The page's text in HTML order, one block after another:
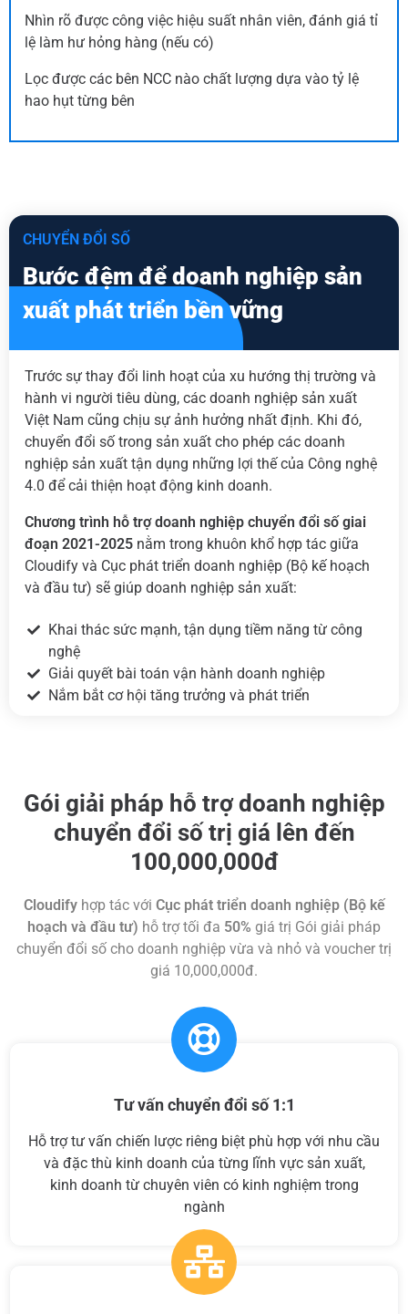
Nhìn rõ được công việc hiệu suất nhân viên, đánh giá tỉ
lệ làm hư hỏng hàng (nếu có)
Lọc được các bên NCC nào chất lượng dựa vào tỷ lệ
hao hụt từng bên
CHUYỂN ĐỔI SỐ
Bước đệm để doanh nghiệp sản
xuất phát triển bền vững
Trước sự thay đổi linh hoạt của xu hướng thị trường và
hành vi người tiêu dùng, các doanh nghiệp sản xuất
Việt Nam cũng chịu sự ảnh hưởng nhất định. Khi đó,
chuyển đổi số trong sản xuất cho phép các doanh
nghiệp sản xuất tận dụng những lợi thế của Công nghệ
4.0 để cải thiện hoạt động kinh doanh.
Chương trình hỗ trợ doanh nghiệp chuyển đổi số giai
đoạn 2021-2025 nằm trong khuôn khổ hợp tác giữa
Cloudify và Cục phát triển doanh nghiệp (Bộ kế hoạch
và đầu tư) sẽ giúp doanh nghiệp sản xuất:
Khai thác sức mạnh, tận dụng tiềm năng từ công
nghệ
Giải quyết bài toán vận hành doanh nghiệp
Nắm bắt cơ hội tăng trưởng và phát triển
Gói giải pháp hỗ trợ doanh nghiệp
chuyển đổi số trị giá lên đến
100,000,000đ
Cloudify hợp tác với Cục phát triển doanh nghiệp (Bộ kế
hoạch và đầu tư) hỗ trợ tối đa 50% giá trị Gói giải pháp
chuyển đổi số cho doanh nghiệp vừa và nhỏ và voucher trị
giá 10,000,000đ.
Tư vấn chuyển đổi số 1:1
Hỗ trợ tư vấn chiến lược riêng biệt phù hợp với nhu cầu
và đặc thù kinh doanh của từng lĩnh vực sản xuất,
kinh doanh từ chuyên viên có kinh nghiệm trong
ngành